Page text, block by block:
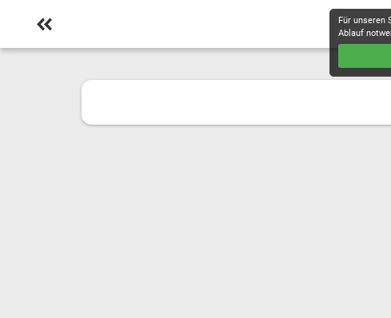
Für unseren
Ablauf